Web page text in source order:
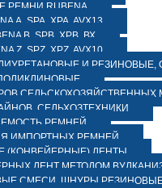
РЕМНИ RUBENA
А, SPA, XPA, AVX13
В, SPВ, ХPВ, ВХ
Z, SPZ, XPZ, AVX10
И РЕЗИНОВЫЕ,
СЕЛЬСКОХОЗЯЙСТВЕННЫХ
СЕЛЬХОЗТЕХНИКИ
РЕМНЕЙ
ИМПОРТНЫХ РЕМНЕЙ
(КОНВЕЙЕРНЫЕ) ЛЕНТЫ
ЛЕНТ МЕТОДОМ
СМЕСИ, ШНУРЫ